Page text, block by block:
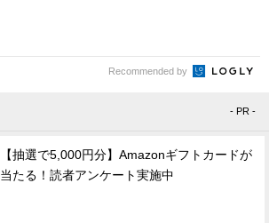
Recommended by
- PR -
【抽選で5,000円分】Amazonギフトカードが
当たる！読者アンケート実施中